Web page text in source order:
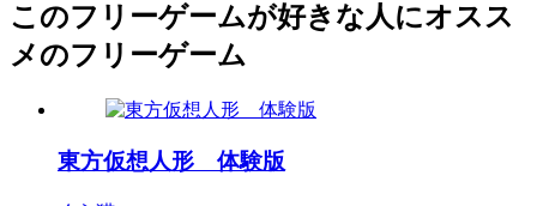
このフリーゲームが好きな人にオスス
メのフリーゲーム
東方仮想人形 体験版